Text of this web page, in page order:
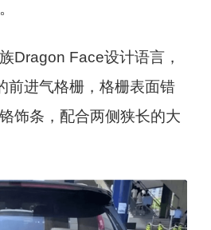
Dragon Face设计语言，
前进气格栅，格栅表面错
饰条，配合两侧狭长的大